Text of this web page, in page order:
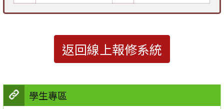
學生專區
返回線上報修系統